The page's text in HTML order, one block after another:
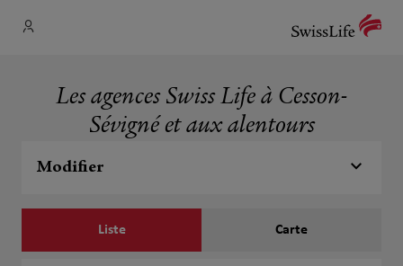
Les agences Swiss Life à Cesson-
Sévigné et aux alentours
Modifier
Liste Carte